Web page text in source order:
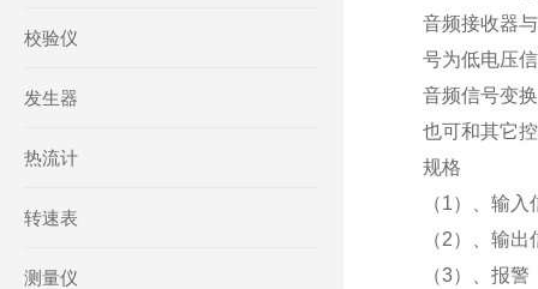
校验仪
发生器
热流计
转速表
测量仪
音频接收器
号为低电压
音频信号变
也可和其它
规格
（1）、输
（2）、输
（3）、报